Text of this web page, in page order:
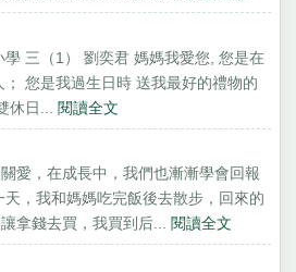
三（1） 劉奕君 媽媽我愛您, 您是在
您是我過生日時 送我最好的禮物的
休日... 閱讀全文
愛，在成長中，我們也漸漸學會回報
，我和媽媽吃完飯後去散步，回來的
拿錢去買，我買到后... 閱讀全文